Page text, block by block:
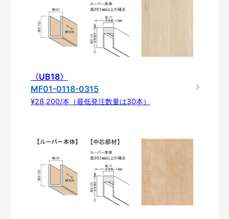
〈UB18〉
MF01-0118-0315
¥28,200/本（最低発注数量は30本）